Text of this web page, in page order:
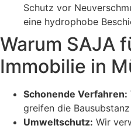
Schutz vor
eine hydrophobe
Warum SAJA
Immobilie in
Schonende Verfahren:
greifen die
Umweltschutz: Wir